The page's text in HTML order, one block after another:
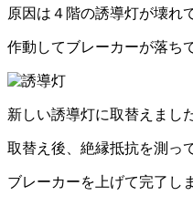
原因は４階の誘導灯が壊れ
作動してブレーカーが落ち
新しい誘導灯に取替えました
取替え後、絶縁抵抗を測っ
ブレーカーを上げて完了し